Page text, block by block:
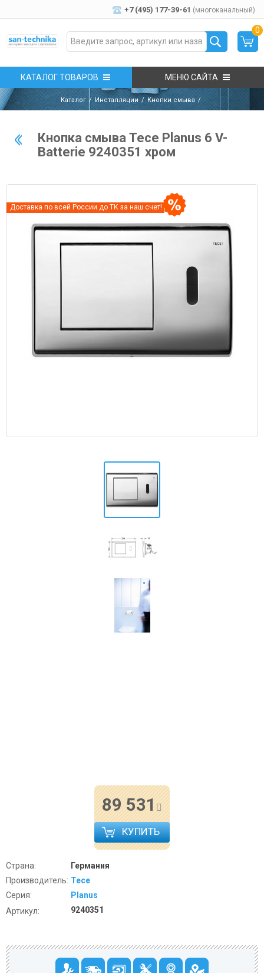
+7 (495) 177-39-61 (многоканальный)
0
КАТАЛОГ ТОВАРОВ МЕНЮ САЙТА
Каталог Инсталляции Кнопки смыва
Кнопка смыва Tece Planus 6 V-
Batterie 9240351 хром
Доставка по всей России до ТК за наш счет!
89 531
КУПИТЬ
Страна:
Германия
Производитель: Tece
Серия:
Planus
Артикул:
9240351